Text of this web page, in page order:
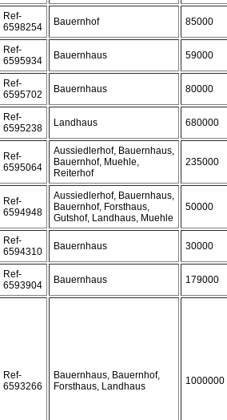
Ref-
6598254
Bauernhof 85000
Ref-
6595934
Bauernhaus 59000
Ref-
6595702
Bauernhaus 80000
Ref-
6595238
Landhaus 680000
Ref-
6595064
Aussiedlerhof, Bauernhaus,
Bauernhof, Muehle,
Reiterhof
235000
Ref-
6594948
Aussiedlerhof, Bauernhaus,
Bauernhof, Forsthaus,
Gutshof, Landhaus, Muehle
50000
Ref-
6594310
Bauernhaus 30000
Ref-
6593904
Bauernhaus 179000
Ref-
6593266
Bauernhaus, Bauernhof,
Forsthaus, Landhaus
1000000